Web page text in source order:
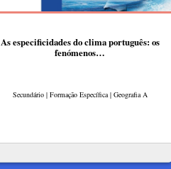
As especificidades do clima português: os
fenómenos…
Secundário | Formação Específica | Geografia A